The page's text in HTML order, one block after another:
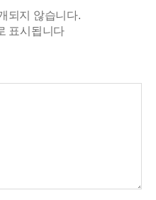
되지 않습니다.
표시됩니다